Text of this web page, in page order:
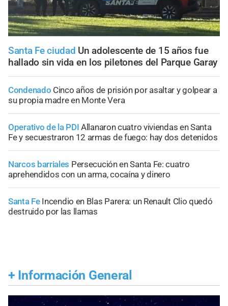
Santa Fe ciudad Un adolescente de 15 años fue
hallado sin vida en los piletones del Parque Garay
Condenado Cinco años de prisión por asaltar y golpear a
su propia madre en Monte Vera
Operativo de la PDI Allanaron cuatro viviendas en Santa
Fe y secuestraron 12 armas de fuego: hay dos detenidos
Narcos barriales Persecución en Santa Fe: cuatro
aprehendidos con un arma, cocaína y dinero
Santa Fe Incendio en Blas Parera: un Renault Clio quedó
destruido por las llamas
+ Información General